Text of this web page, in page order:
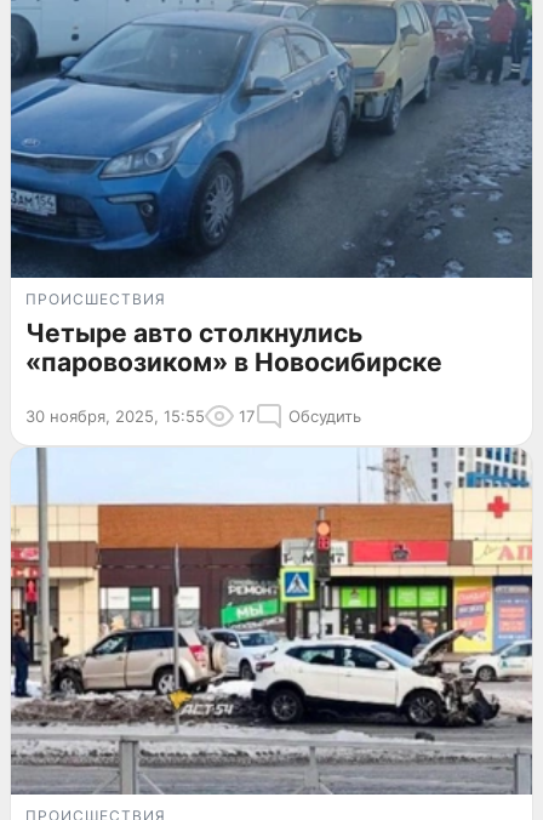
ПРОИСШЕСТВИЯ
Четыре авто столкнулись
«паровозиком» в Новосибирске
30 ноября, 2025, 15:55 17 Обсудить
ПРОИСШЕСТВИЯ